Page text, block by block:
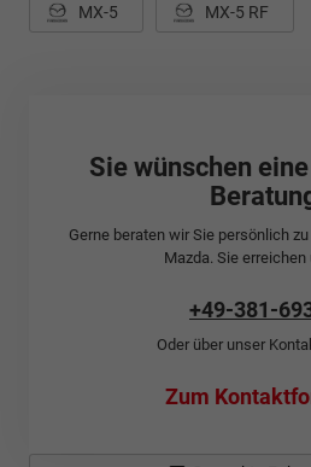
MX-5 MX-5 RF
Sie wünschen
Gerne beraten wir Sie persönlich
Mazda. Sie erreichen
+49-381-
Oder über unser
Zum